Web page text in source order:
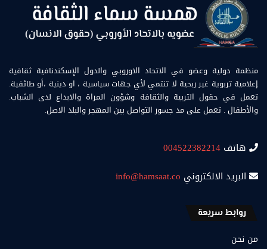
منظمة دولية وعضو في الاتحاد الاوروبي والدول الإسكندنافية ثقافية
إعلامية تربوية غير ربحية لا تنتمي لأي جهات سياسية ، او دينية ،أو طائفية.
تعمل في حقول التربية والثقافة وشؤون المراة والابداع لدى الشباب.
والأطفال . تعمل على مد جسور التواصل بين المهجر والبلد الاصل.
هاتف 004522382214
البريد الالكتروني info@hamsaat.co
روابط سريعة
من نحن